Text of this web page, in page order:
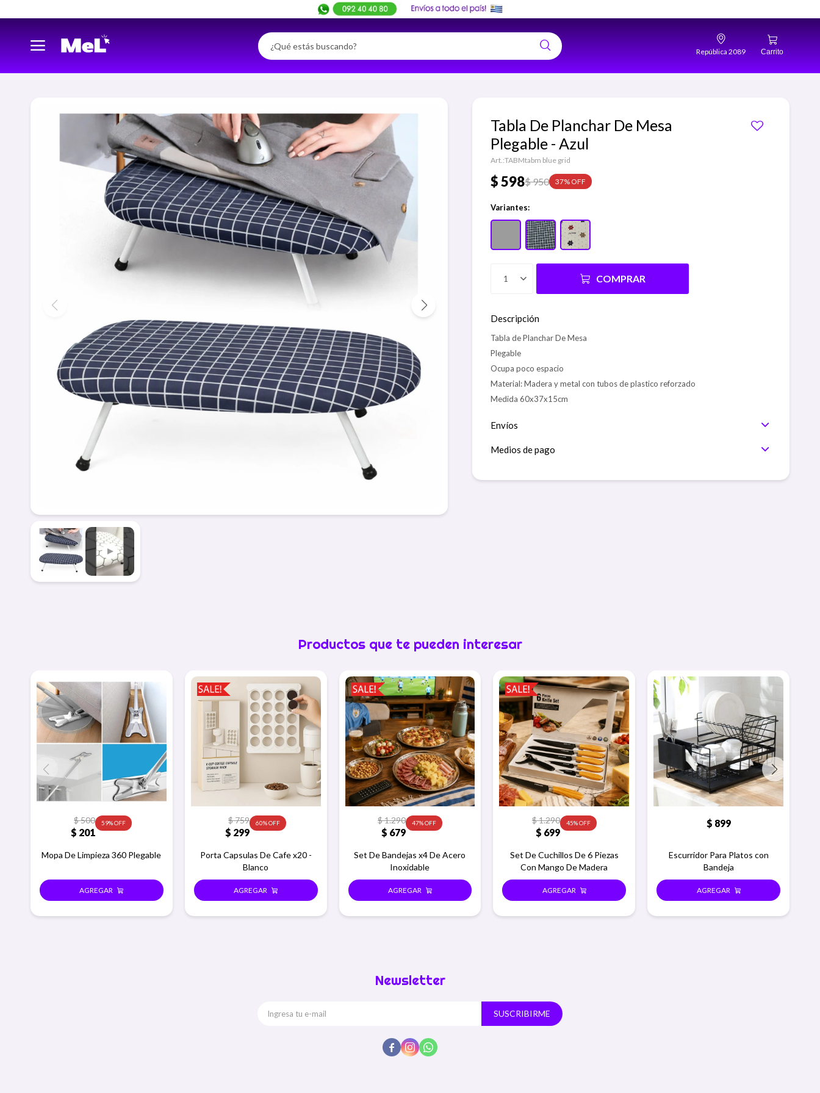
República 2089
Tabla De Planchar De Mesa
Plegable - Azul
TABMtabm blue grid
$598$950 37
Variantes:
1 COMPRAR
Descripción
Tabla de Planchar De Mesa
Plegable
Ocupa poco espacio
Material: Madera y metal con tubos de plastico reforzado
Medida 60x37x15cm
Envíos
Medios de pago
Productos que te pueden interesar
$ 201
$500 59
Mopa De Limpieza 360 Plegable
$ 299
$759 60
Porta Capsulas De Cafe x20 -
Blanco
$ 679
$1.290 47
Set De Bandejas x4 De Acero
Inoxidable
$ 699
$1.290 45
Set De Cuchillos De 6 Piezas
Con Mango De Madera
$ 899
Escurridor Para Platos con
Bandeja
Newsletter
SUSCRIBIRME
  